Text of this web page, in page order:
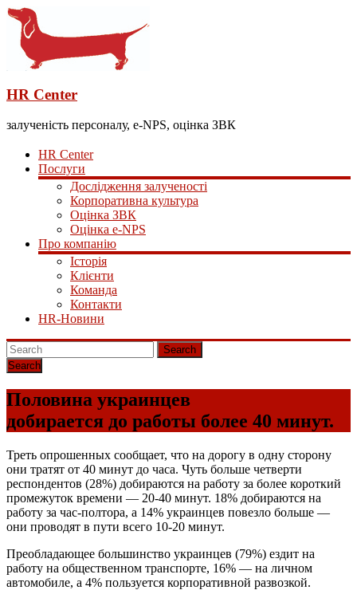
HR Center
залученість персоналу, e-NPS, оцінка ЗВК
HR Center
Послуги
Дослідження залученості
Корпоративна культура
Оцінка ЗВК
Оцінка e-NPS
Про компанію
Історія
Клієнти
Команда
Контакти
HR-Новини
Search
Половина украинцев
добирается до работы более 40 минут.
Треть опрошенных сообщает, что на дорогу в одну сторону
они тратят от 40 минут до часа. Чуть больше четверти
респондентов (28%) добираются на работу за более короткий
промежуток времени — 20-40 минут. 18% добираются на
работу за час-полтора, а 14% украинцев повезло больше —
они проводят в пути всего 10-20 минут.
Преобладающее большинство украинцев (79%) ездит на
работу на общественном транспорте, 16% — на личном
автомобиле, а 4% пользуется корпоративной развозкой.